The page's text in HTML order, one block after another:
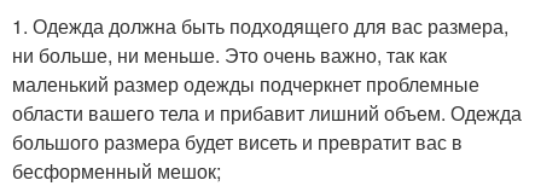
1. Одежда должна быть подходящего для вас размера,
ни больше, ни меньше. Это очень важно, так как
маленький размер одежды подчеркнет проблемные
области вашего тела и прибавит лишний объем. Одежда
большого размера будет висеть и превратит вас в
бесформенный мешок;